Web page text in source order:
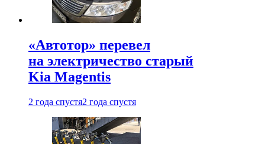
«Автотор» перевел
на электричество старый
Kia Magentis
2 года спустя2 года спустя